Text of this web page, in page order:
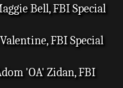
Bell, FBI Special
FBI Special
'OA' Zidan, FBI